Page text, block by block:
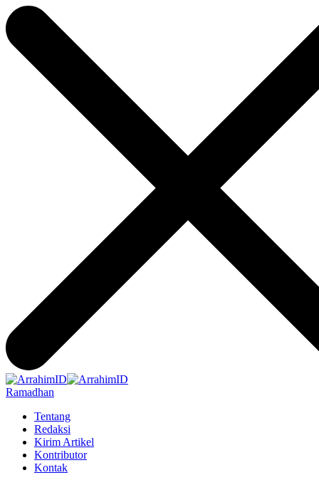
Ramadhan
Tentang
Redaksi
Kirim Artikel
Kontributor
Kontak